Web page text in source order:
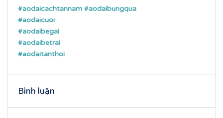
#aodaicachtannam #aodaibungqua
#aodaicuoi
#aodaibegai
#aodaibetrai
#aodaitanthoi
Bình luận